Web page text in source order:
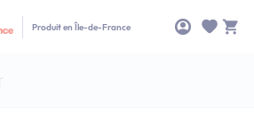
Produit en Île-de-France